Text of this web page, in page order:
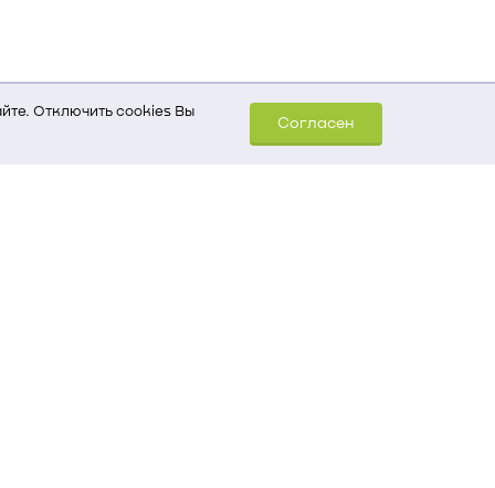
Отключить cookies Вы
Согласен